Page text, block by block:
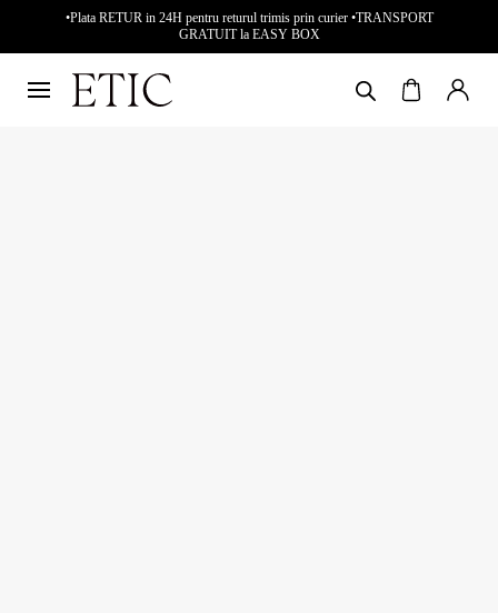
•Plata RETUR in 24H pentru returul trimis prin curier •TRANSPORT
GRATUIT la EASY BOX